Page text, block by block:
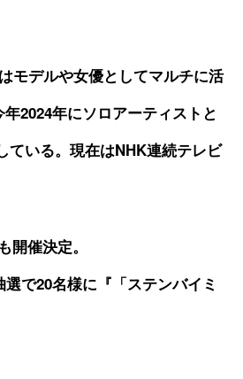
モデルや女優としてマルチに活
2024年にソロアーティストと
ている。現在はNHK連続テレビ
催決定。
で20名様に『「ステンバイミ